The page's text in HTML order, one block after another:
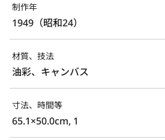
制作年
1949（昭和24）
材質、技法
油彩、キャンバス
寸法、時間等
65.1×50.0cm, 1